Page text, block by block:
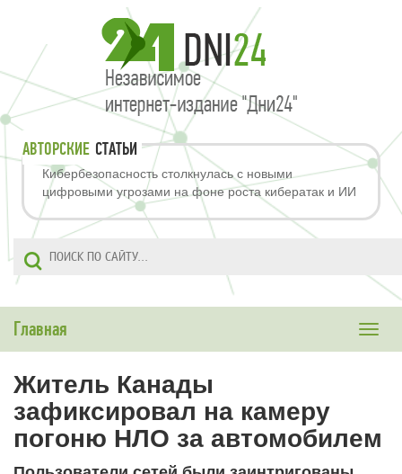
АВТОРСКИЕ СТАТЬИ
Кибербезопасность столкнулась с новыми
цифровыми угрозами на фоне роста кибератак и ИИ
Toggle
Главная
Житель Канады
зафиксировал на камеру
погоню НЛО за автомобилем